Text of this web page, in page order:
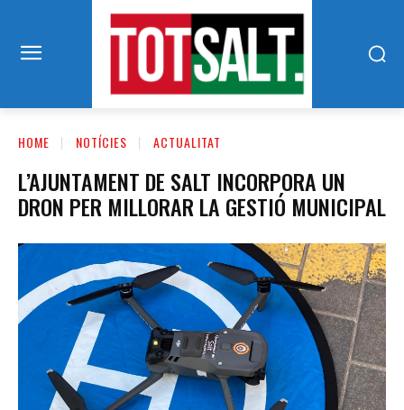
HOME NOTÍCIES ACTUALITAT
L’AJUNTAMENT DE SALT INCORPORA UN
DRON PER MILLORAR LA GESTIÓ MUNICIPAL